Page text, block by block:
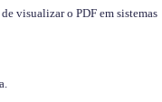
visualizar o PDF em sistemas